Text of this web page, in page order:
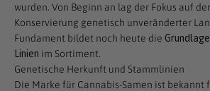
wurden. Von Beginn an lag der Fokus auf
Konservierung genetisch unveränderter
Fundament bildet noch heute die
Linien im Sortiment.
Genetische Herkunft und Stammlinien
Die Marke für Cannabis-Samen ist bekannt